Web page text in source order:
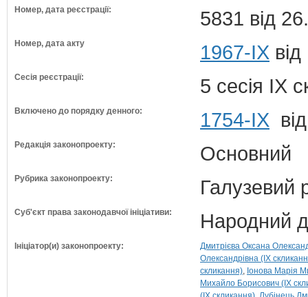
Номер, дата реєстрації: 5831 від
Номер, дата акту 1967-IX
Сесія реєстрації: 5 сесія IX
Включено до порядку денного: 1754-ІХ
Редакція законопроекту: Основний
Рубрика законопроекту: Галузевий
Суб'єкт права законодавчої ініціативи: Народний
Ініціатор(и) законопроекту:
Дмитрієва Оксана
Олександрівна (IX
скликання)
Іонова Марія
Михайло Борисович (IX